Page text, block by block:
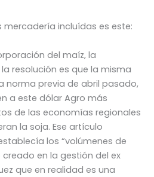
mercadería incluídas es este:
del maíz, la
resolución es que la misma
norma previa de abril pasado,
a este dólar Agro más
de las economías regionales
la soja. Ese artículo
los “volúmenes de
creado en la gestión del ex
que en realidad es una